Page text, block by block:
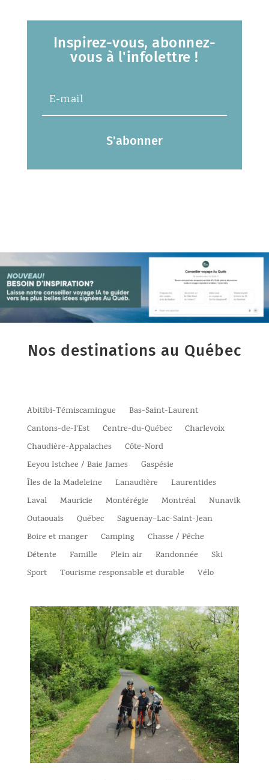
Inspirez-vous, abonnez-
vous à l'infolettre !
S'abonner
Nos destinations au Québec
Abitibi-Témiscamingue
Bas-Saint-Laurent
Cantons-de-l’Est
Centre-du-Québec
Charlevoix
Chaudière-Appalaches
Côte-Nord
Eeyou Istchee / Baie James
Gaspésie
Îles de la Madeleine
Lanaudière
Laurentides
Laval
Mauricie Montérégie Montréal
Nunavik
Outaouais
Québec
Saguenay–Lac-Saint-Jean
Boire et manger
Camping
Chasse / Pêche
Détente
Famille Plein air Randonnée
Ski
Sport
Tourisme responsable et durable Vélo